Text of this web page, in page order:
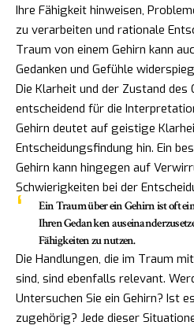
Ihre Fähigkeit hinweisen,
zu verarbeiten und rationale
Traum von einem Gehirn kann
Gedanken und Gefühle
Die Klarheit und der Zustand des
entscheidend für die
Gehirn deutet auf geistige
Entscheidungsfindung hin. Ein
Gehirn kann hingegen auf
Schwierigkeiten bei der
Ein Traum über ein Gehirn ist oft
Ihren Gedanken
Fähigkeiten zu nutzen.
Die Handlungen, die im Traum
sind, sind ebenfalls relevant.
Untersuchen Sie ein Gehirn? Ist
zugehörig? Jede dieser